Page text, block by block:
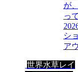
が
っ
シ
ア
世界水草レイ